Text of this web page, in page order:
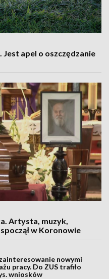
Jest apel o oszczędzanie
Artysta, muzyk,
w Koronowie
nowymi
pracy. Do ZUS trafiło
wniosków